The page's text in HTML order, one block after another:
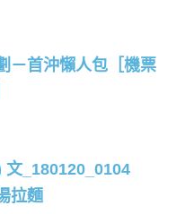
－首沖懶人包［機票
拉麵